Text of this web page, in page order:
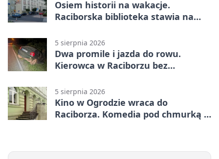
Osiem historii na wakacje.
Raciborska biblioteka stawia na
5 sierpnia 2026
Dwa promile i jazda do rowu.
Kierowca w Raciborzu bez
5 sierpnia 2026
Kino w Ogrodzie wraca do
Raciborza. Komedia pod chmurką w